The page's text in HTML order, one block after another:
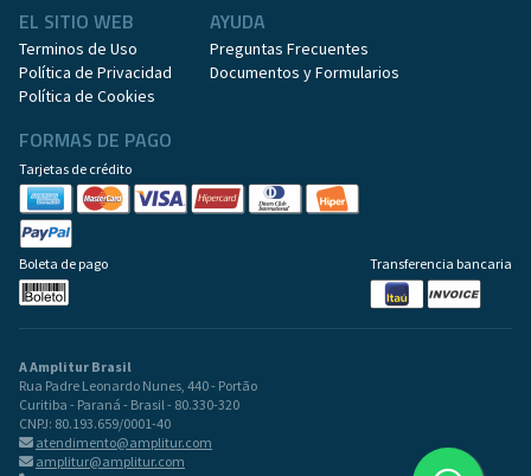
EL SITIO WEB
Terminos de Uso
Política de Privacidad
Política de Cookies
AYUDA
Preguntas Frecuentes
Documentos y Formularios
FORMAS DE PAGO
Tarjetas de crédito
Boleta de pago Transferencia bancaria
A Amplitur Brasil
Rua Padre Leonardo Nunes, 440 - Portão
Curitiba - Paraná - Brasil - 80.330-320
CNPJ: 80.193.659/0001-40
atendimento@amplitur.com
amplitur@amplitur.com